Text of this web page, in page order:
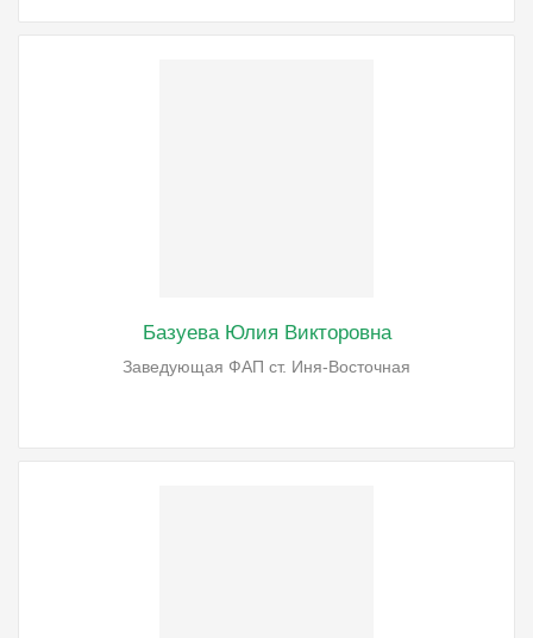
Базуева Юлия Викторовна
Заведующая ФАП ст. Иня-Восточная